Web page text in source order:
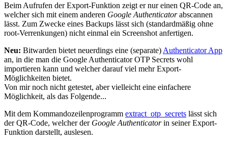
Beim Aufrufen der Export-Funktion zeigt er nur einen QR-Code an,
welcher sich mit einem anderen Google Authenticatorabscannen
lässt. Zum Zwecke eines Backups lässt sich (standardmäßig ohne
root-Verrenkungen) nicht einmal ein Screenshot anfertigen.
Neu: Bitwarden bietet neuerdings eine (separate) Authenticator App
an, in die man die Google Authenticator OTP Secrets wohl
importieren kann und welcher darauf viel mehr Export-
Möglichkeiten bietet.
Von mir noch nicht getestet, aber vielleicht eine einfachere
Möglichkeit, als das Folgende...
Mit dem Kommandozeilenprogramm extract_otp_secrets lässt sich
der QR-Code, welcher der Google Authenticatorin seiner Export-
Funktion darstellt, auslesen.